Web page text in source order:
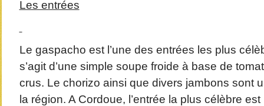
Les entrées
Le gaspacho est l’une des entrées les plus
s’agit d’une simple soupe froide à base de
crus. Le chorizo ainsi que divers jambons sont
la région. A Cordoue, l’entrée la plus célèbre